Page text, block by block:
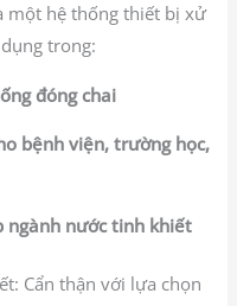
một hệ thống thiết bị xử
trong:
đóng chai
bệnh viện, trường học,
ngành nước tinh khiết